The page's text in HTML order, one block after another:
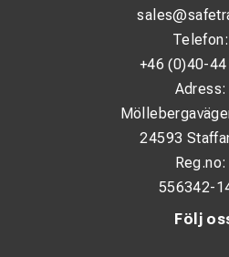
Följ
Telefon:
+46 (0)40-
Adress:
24593
Reg.no:
556342-